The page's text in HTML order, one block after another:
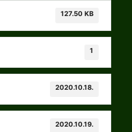
127.50 KB
1
2020.10.18.
2020.10.19.